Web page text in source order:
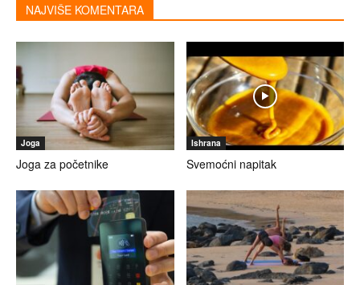
NAJVIŠE KOMENTARA
Joga
Joga za početnike
Ishrana
Svemoćni napitak